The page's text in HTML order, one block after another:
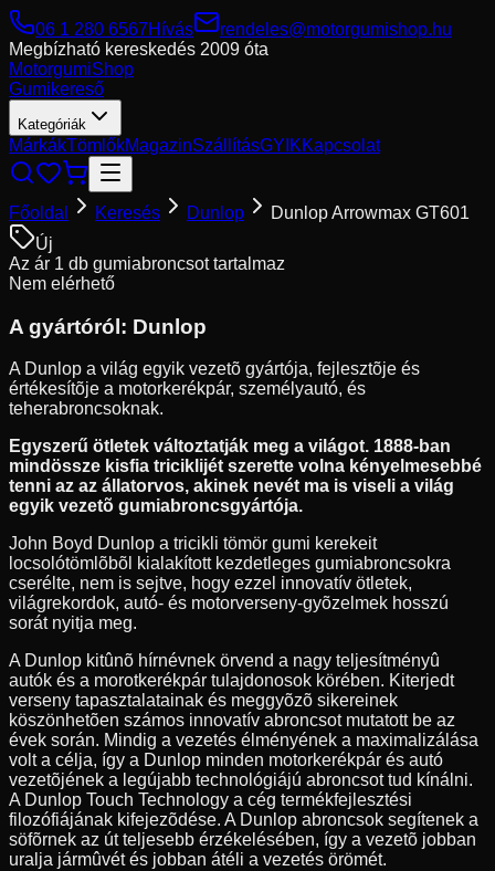
06 1 280 6567Hívás
rendeles@motorgumishop.hu
Megbízható kereskedés 2009 óta
MotorgumiShop
Gumikereső
Kategóriák
MárkákTömlőkMagazinSzállításGYIKKapcsolat
Főoldal Keresés Dunlop
Dunlop Arrowmax GT601
Új
Az ár 1 db gumiabroncsot tartalmaz
Nem elérhető
A gyártóról: Dunlop
A Dunlop a világ egyik vezetõ gyártója, fejlesztõje és
értékesítõje a motorkerékpár, személyautó, és
teherabroncsoknak.
Egyszerű ötletek változtatják meg a világot. 1888-ban
mindössze kisfia triciklijét szerette volna kényelmesebbé
tenni az az állatorvos, akinek nevét ma is viseli a világ
egyik vezetõ gumiabroncsgyártója.
John Boyd Dunlop a tricikli tömör gumi kerekeit
locsolótömlõbõl kialakított kezdetleges gumiabroncsokra
cserélte, nem is sejtve, hogy ezzel innovatív ötletek,
világrekordok, autó- és motorverseny-gyõzelmek hosszú
sorát nyitja meg.
A Dunlop kitûnõ hírnévnek örvend a nagy teljesítményû
autók és a morotkerékpár tulajdonosok körében. Kiterjedt
verseny tapasztalatainak és meggyõzõ sikereinek
köszönhetõen számos innovatív abroncsot mutatott be az
évek során. Mindig a vezetés élményének a maximalizálása
volt a célja, így a Dunlop minden motorkerékpár és autó
vezetõjének a legújabb technológiájú abroncsot tud kínálni.
A Dunlop Touch Technology a cég termékfejlesztési
filozófiájának kifejezõdése. A Dunlop abroncsok segítenek a
söfõrnek az út teljesebb érzékelésében, így a vezetõ jobban
uralja jármûvét és jobban átéli a vezetés örömét.